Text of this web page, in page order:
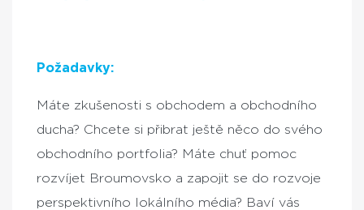
Požadavky:
Máte zkušenosti s obchodem a obchodního
ducha? Chcete si přibrat ještě něco do svého
obchodního portfolia? Máte chuť pomoc
rozvíjet Broumovsko a zapojit se do rozvoje
perspektivního lokálního média? Baví vás